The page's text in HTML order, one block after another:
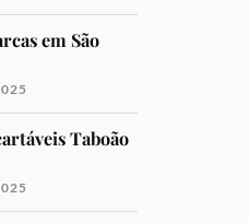
em São
Taboão